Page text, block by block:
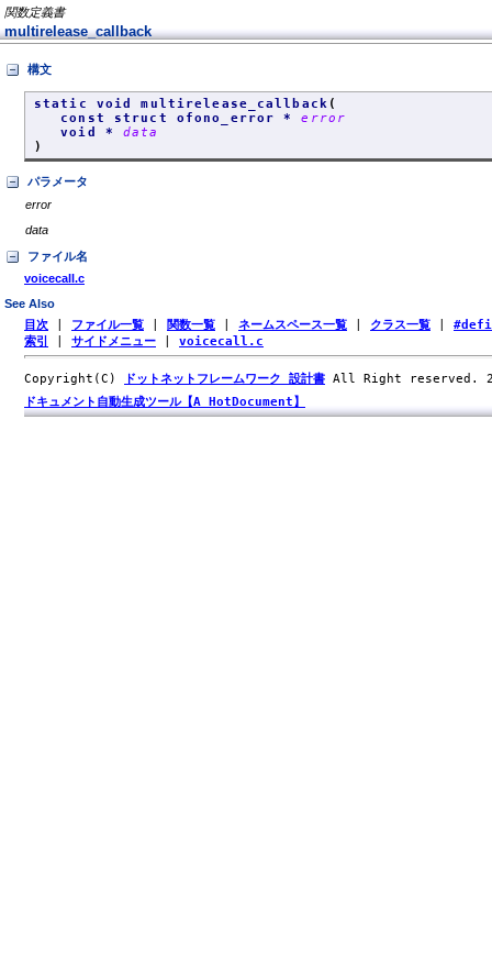
関数定義書
multirelease_callback
構文
static void multirelease_callback (
const struct ofono_error *error
void *data
)
パラメータ
error
data
ファイル名
voicecall.c
See Also
目次 ファイル一覧 関数一覧 ネームスペース一覧 クラス一覧
索引
サイドメニュー voicecall.c
Copyright(C) ドットネットフレームワーク 設計書 All Right reserved.
ドキュメント自動生成ツール【A HotDocument】